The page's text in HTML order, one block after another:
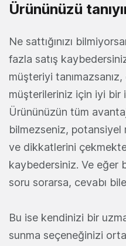
Ürününüzü
Ne sattığınızı
fazla satış
müşteriyi
müşterileriniz için iyi bir
Ürününüzün tüm
bilmezseniz,
ve dikkatlerini çekmekte
kaybedersiniz. Ve eğer
soru sorarsa, cevabı
Bu ise kendinizi bir
sunma seçeneğinizi